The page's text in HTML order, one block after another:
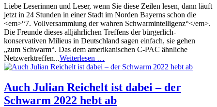
Liebe Leserinnen und Leser, wenn Sie diese Zeilen lesen, dann läuft
jetzt in 24 Stunden in einer Stadt im Norden Bayerns schon die
<em>“7. Vollversammlung der wahren Schwarmintelligenz“</em>.
Die Freunde dieses alljährlichen Treffens der bürgerlich-
konservativen Milieus in Deutschland sagen einfach, sie gehen
„zum Schwarm“. Das dem amerikanischen C-PAC ähnliche
Netzwerktreffen...Weiterlesen …
Auch Julian Reichelt ist dabei – der
Schwarm 2022 hebt ab